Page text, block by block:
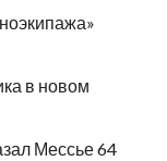
в новом
Мессье 64